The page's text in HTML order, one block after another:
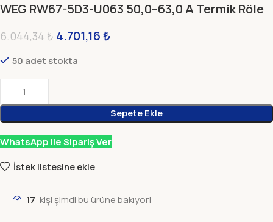
WEG RW67-5D3-U063 50,0–63,0 A Termik Röle
6.044,34₺ 4.701,16₺
50 adet stokta
Sepete Ekle
WhatsApp ile Sipariş Ver
İstek listesine ekle
17 kişi şimdi bu ürüne bakıyor!